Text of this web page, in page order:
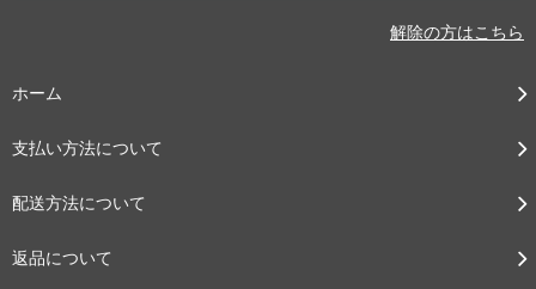
解除の方はこちら
ホーム
支払い方法について
配送方法について
返品について